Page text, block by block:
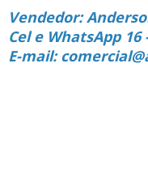
Vendedor:
Cel e WhatsApp 16
E-mail: